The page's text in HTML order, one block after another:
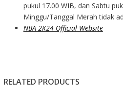
pukul 17.00 WIB, dan Sabtu
Minggu/Tanggal Merah tidak
NBA 2K24 Official Website
RELATED PRODUCTS